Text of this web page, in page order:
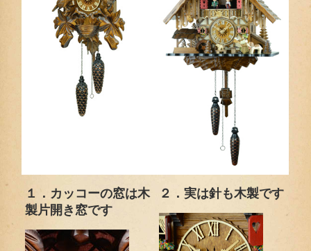
１．カッコーの窓は木
製片開き窓です
２．実は針も木製です